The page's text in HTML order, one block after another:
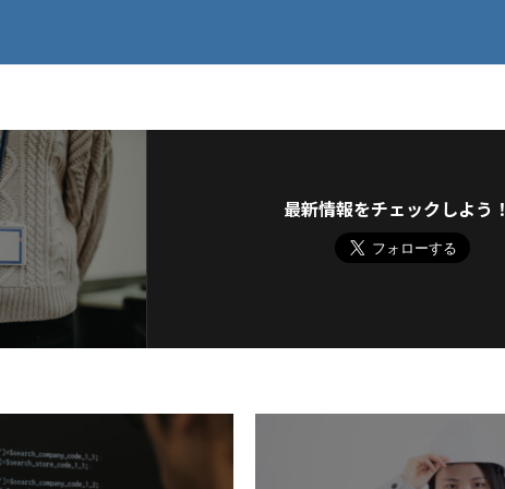
最新情報をチェックしよう！